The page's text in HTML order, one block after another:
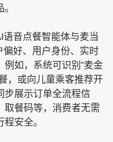
音点餐智能体与麦当
偏好、用户身份、实时
如，系统可识别“麦金
，或向儿童乘客推荐开
步展示订单全流程信
取餐码等，消费者无需
安全。